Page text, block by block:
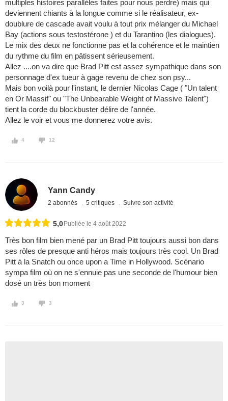
multiples histoires parallèles faites pour nous perdre) mais qui
deviennent chiants à la longue comme si le réalisateur, ex-
doublure de cascade avait voulu à tout prix mélanger du Michael
Bay (actions sous testostérone ) et du Tarantino (les dialogues).
Le mix des deux ne fonctionne pas et la cohérence et le maintien
du rythme du film en pâtissent sérieusement.
Allez ....on va dire que Brad Pitt est assez sympathique dans son
personnage d'ex tueur à gage revenu de chez son psy...
Mais bon voilà pour l'instant, le dernier Nicolas Cage ( "Un talent
en Or Massif" ou "The Unbearable Weight of Massive Talent")
tient la corde du blockbuster délire de l'année.
Allez le voir et vous me donnerez votre avis.
4 12
Yann Candy
2 abonnés 5 critiques Suivre son activité
5,0 Publiée le 4 août 2022
Très bon film bien mené par un Brad Pitt toujours aussi bon dans
ses rôles de presque anti héros mais toujours très cool. Un Brad
Pitt à la Snatch ou once upon a Time in Hollywood. Scénario
sympa film où on ne s'ennuie pas une seconde de l'humour bien
dosé un très bon moment
3 3